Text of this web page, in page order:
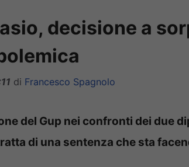
decisione a
di Francesco Spagnolo
del Gup nei confronti dei due
di una sentenza che sta